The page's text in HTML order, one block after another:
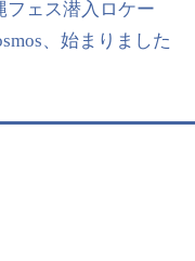
フェス潜入ロケー
、始まりました